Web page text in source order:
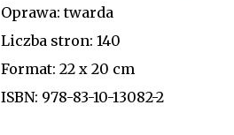
Oprawa: twarda
Liczba stron: 140
Format: 22 x 20 cm
ISBN: 978-83-10-13082-2